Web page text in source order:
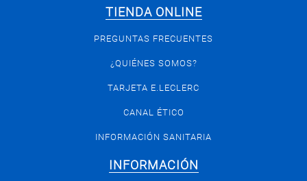
TIENDA ONLINE
PREGUNTAS FRECUENTES
¿QUIÉNES SOMOS?
TARJETA E.LECLERC
CANAL ÉTICO
INFORMACIÓN SANITARIA
INFORMACIÓN